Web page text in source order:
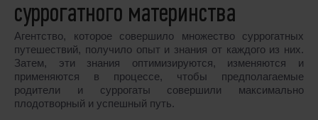
суррогатного материнства
Агентство, которое совершило множество суррогатных
путешествий, получило опыт и знания от каждого из них.
Затем, эти знания оптимизируются, изменяются и
применяются в процессе, чтобы предполагаемые
родители и суррогаты совершили максимально
плодотворный и успешный путь.